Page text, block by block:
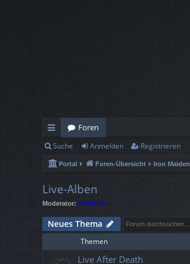
ch
ne
llz
ug
rif
Foren
Suche Anmelden Registrieren
Portal Foren-Übersicht Iron Maiden
Live-Alben
Moderator: Phantom
Neues Thema
Themen
Live After Death